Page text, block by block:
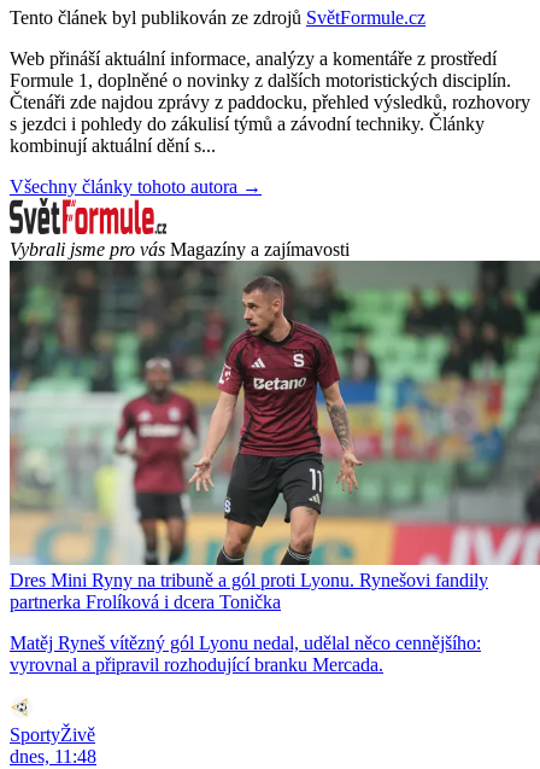
Tento článek byl publikován ze zdrojů SvětFormule.cz
Web přináší aktuální informace, analýzy a komentáře z prostředí
Formule 1, doplněné o novinky z dalších motoristických disciplín.
Čtenáři zde najdou zprávy z paddocku, přehled výsledků, rozhovory
s jezdci i pohledy do zákulisí týmů a závodní techniky. Články
kombinují aktuální dění s...
Všechny články tohoto autora →
Vybrali jsme pro vás Magazíny a zajímavosti
Dres Mini Ryny na tribuně a gól proti Lyonu. Rynešovi fandily
partnerka Frolíková i dcera Tonička
Matěj Ryneš vítězný gól Lyonu nedal, udělal něco cennějšího:
vyrovnal a připravil rozhodující branku Mercada.
SportyŽivě
dnes, 11:48